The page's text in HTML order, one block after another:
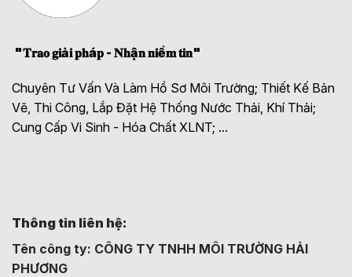
"𝐓𝐫𝐚𝐨 𝐠𝐢ả𝐢 𝐩𝐡á𝐩 - 𝐍𝐡ậ𝐧 𝐧𝐢ề𝐦 𝐭𝐢𝐧"
Chuyên Tư Vấn Và Làm Hồ Sơ Môi Trường; Thiết Kế Bản
Vẽ, Thi Công, Lắp Đặt Hệ Thống Nước Thải, Khí Thải;
Cung Cấp Vi Sinh - Hóa Chất XLNT; ...
Thông tin liên hệ:
Tên công ty: CÔNG TY TNHH MÔI TRƯỜNG HẢI
PHƯƠNG